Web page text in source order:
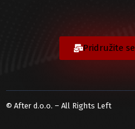
Pridružite
© After d.o.o. – All Rights Left